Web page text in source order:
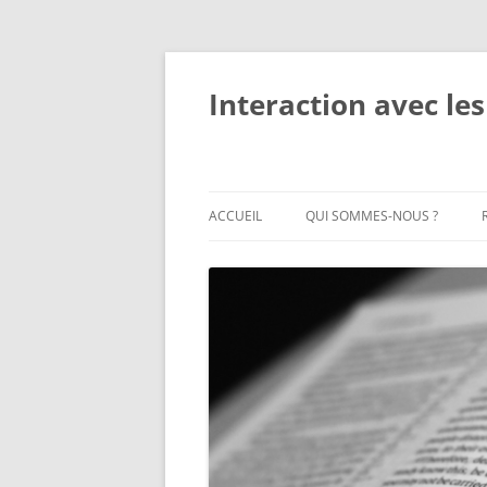
Interaction avec les
ACCUEIL QUI SOMMES-NOUS ?
MEMBRES DU PERSONNEL
OBJECTIFS ET ACTIVITÉS